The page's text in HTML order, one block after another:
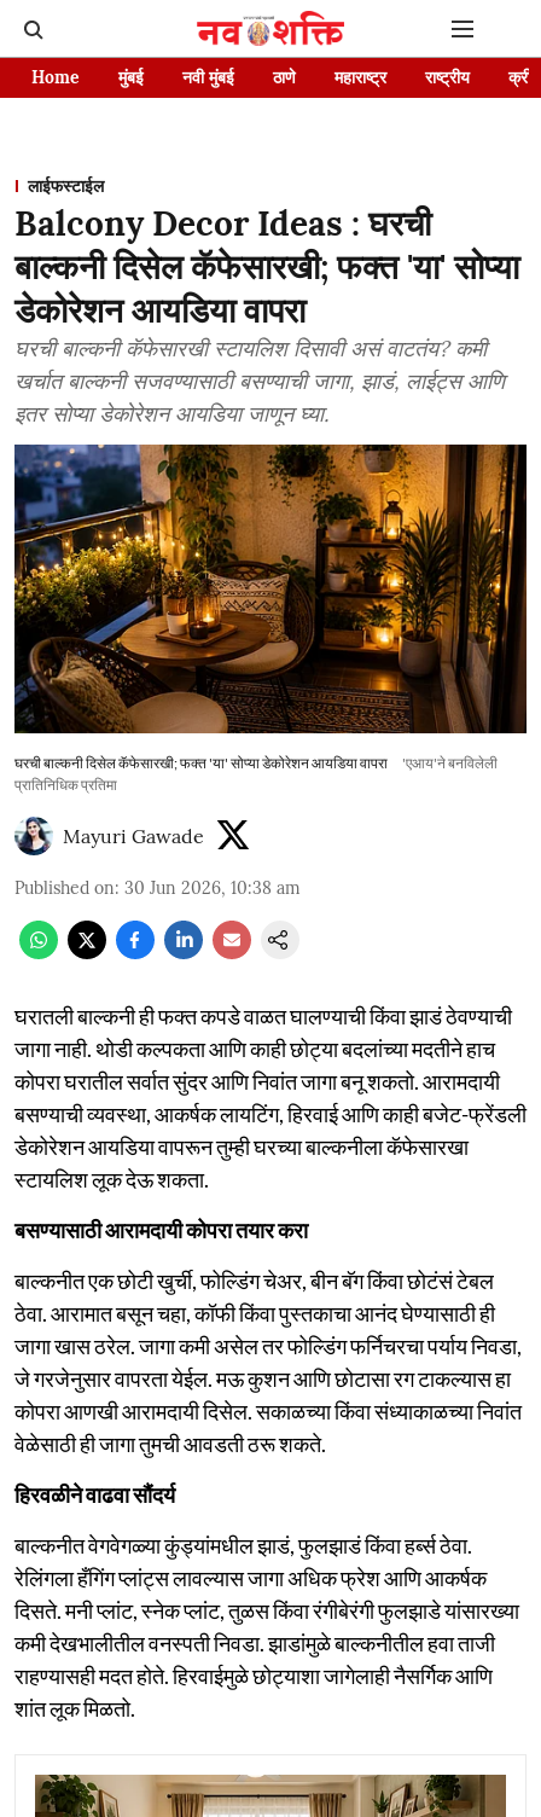
Home मुंबई नवी मुंबई ठाणे महाराष्ट्र राष्ट्रीय
लाईफस्टाईल
Balcony Decor Ideas : घरची
बाल्कनी दिसेल कॅफेसारखी; फक्त 'या' सोप्या
डेकोरेशन आयडिया वापरा
घरची बाल्कनी कॅफेसारखी स्टायलिश दिसावी असं वाटतंय? कमी
खर्चात बाल्कनी सजवण्यासाठी बसण्याची जागा, झाडं, लाईट्स आणि
इतर सोप्या डेकोरेशन आयडिया जाणून घ्या.
घरची बाल्कनी दिसेल कॅफेसारखी; फक्त 'या' सोप्या डेकोरेशन आयडिया वापरा
'एआय'ने बनविलेली
प्रातिनिधिक प्रतिमा
Mayuri Gawade
Published on: 30 Jun 2026, 10:38 am
घरातली बाल्कनी ही फक्त कपडे वाळत घालण्याची किंवा झाडं ठेवण्याची
जागा नाही. थोडी कल्पकता आणि काही छोट्या बदलांच्या मदतीने हाच
कोपरा घरातील सर्वात सुंदर आणि निवांत जागा बनू शकतो. आरामदायी
बसण्याची व्यवस्था, आकर्षक लायटिंग, हिरवाई आणि काही बजेट-फ्रेंडली
डेकोरेशन आयडिया वापरून तुम्ही घरच्या बाल्कनीला कॅफेसारखा
स्टायलिश लूक देऊ शकता.
बसण्यासाठी आरामदायी कोपरा तयार करा
बाल्कनीत एक छोटी खुर्ची, फोल्डिंग चेअर, बीन बॅग किंवा छोटंसं टेबल
ठेवा. आरामात बसून चहा, कॉफी किंवा पुस्तकाचा आनंद घेण्यासाठी ही
जागा खास ठरेल. जागा कमी असेल तर फोल्डिंग फर्निचरचा पर्याय निवडा,
जे गरजेनुसार वापरता येईल. मऊ कुशन आणि छोटासा रग टाकल्यास हा
कोपरा आणखी आरामदायी दिसेल. सकाळच्या किंवा संध्याकाळच्या निवांत
वेळेसाठी ही जागा तुमची आवडती ठरू शकते.
हिरवळीने वाढवा सौंदर्य
बाल्कनीत वेगवेगळ्या कुंड्यांमधील झाडं, फुलझाडं किंवा हर्ब्स ठेवा.
रेलिंगला हँगिंग प्लांट्स लावल्यास जागा अधिक फ्रेश आणि आकर्षक
दिसते. मनी प्लांट, स्नेक प्लांट, तुळस किंवा रंगीबेरंगी फुलझाडे यांसारख्या
कमी देखभालीतील वनस्पती निवडा. झाडांमुळे बाल्कनीतील हवा ताजी
राहण्यासही मदत होते. हिरवाईमुळे छोट्याशा जागेलाही नैसर्गिक आणि
शांत लूक मिळतो.